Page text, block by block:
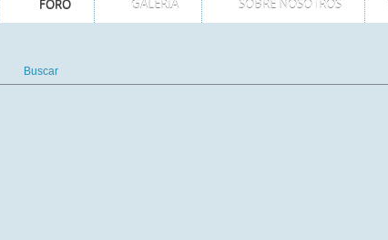
FORO GALERÍA SOBRE NOSOTROS
Buscar